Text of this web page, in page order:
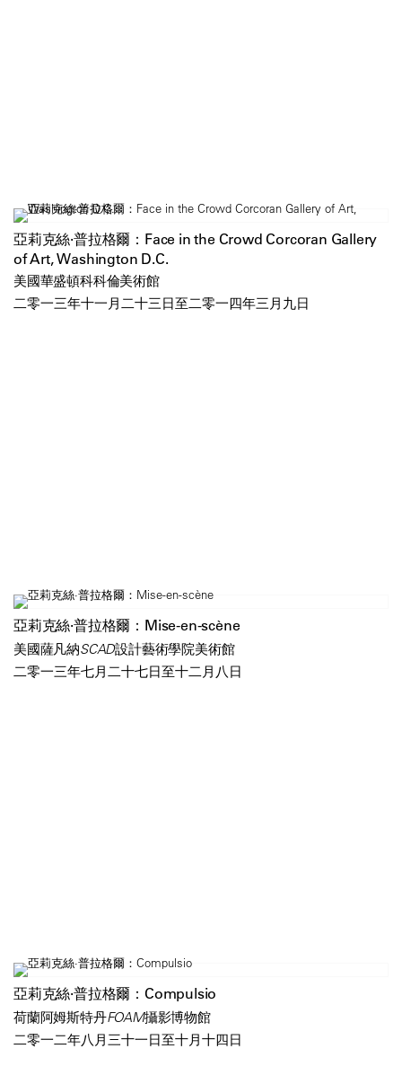
亞莉克絲·普拉格爾：Face in the Crowd Corcoran Gallery
of Art, Washington D.C.
美國華盛頓科科倫美術館
二零一三年十一月二十三日至二零一四年三月九日
亞莉克絲·普拉格爾：Mise-en-scène
美國薩凡納SCAD設計藝術學院美術館
二零一三年七月二十七日至十二月八日
亞莉克絲·普拉格爾：Compulsio
荷蘭阿姆斯特丹FOAM攝影博物館
二零一二年八月三十一日至十月十四日